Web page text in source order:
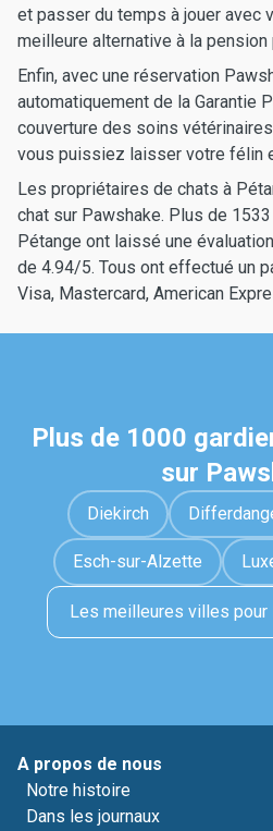
et passer du temps à jouer avec
meilleure alternative à la pension
Enfin, avec une réservation
automatiquement de la Garantie
couverture des soins
vous puissiez laisser votre félin
Les propriétaires de chats à
chat sur Pawshake. Plus de
Pétange ont laissé une
de 4.94/5. Tous ont effectué un
Visa, Mastercard, American
Plus de 1000
sur
Diekirch
Esch-sur-Alzette
Les meilleures villes pour
A propos de nous
Notre histoire
Dans les journaux